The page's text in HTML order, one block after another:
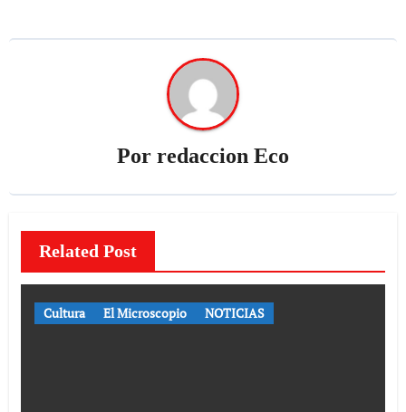
Por redaccion Eco
Related Post
Cultura El Microscopio NOTICIAS